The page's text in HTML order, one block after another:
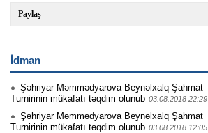
Paylaş
İdman
Şəhriyar Məmmədyarova Beynəlxalq Şahmat
Turnirinin mükafatı təqdim olunub 03.08.2018 22:29
Şəhriyar Məmmədyarova Beynəlxalq Şahmat
Turnirinin mükafatı təqdim olunub 03.08.2018 12:05